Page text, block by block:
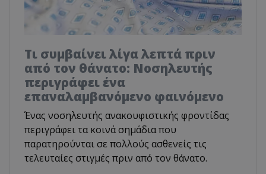
Τι συμβαίνει λίγα λεπτά πριν
από τον θάνατο: Νοσηλευτής
περιγράφει ένα
επαναλαμβανόμενο φαινόμενο
Ένας νοσηλευτής ανακουφιστικής φροντίδας
περιγράφει τα κοινά σημάδια που
παρατηρούνται σε πολλούς ασθενείς τις
τελευταίες στιγμές πριν από τον θάνατο.